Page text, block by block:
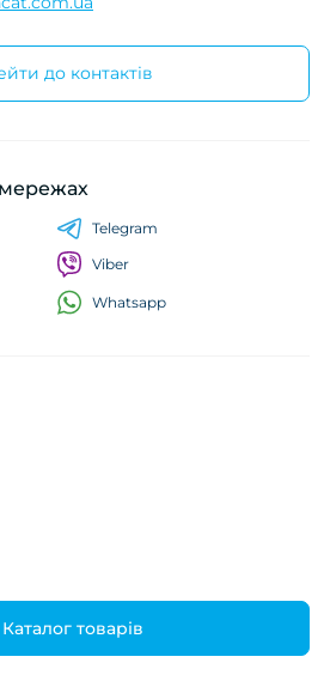
до контактів
Каталог товарів
Telegram
Viber
Whatsapp